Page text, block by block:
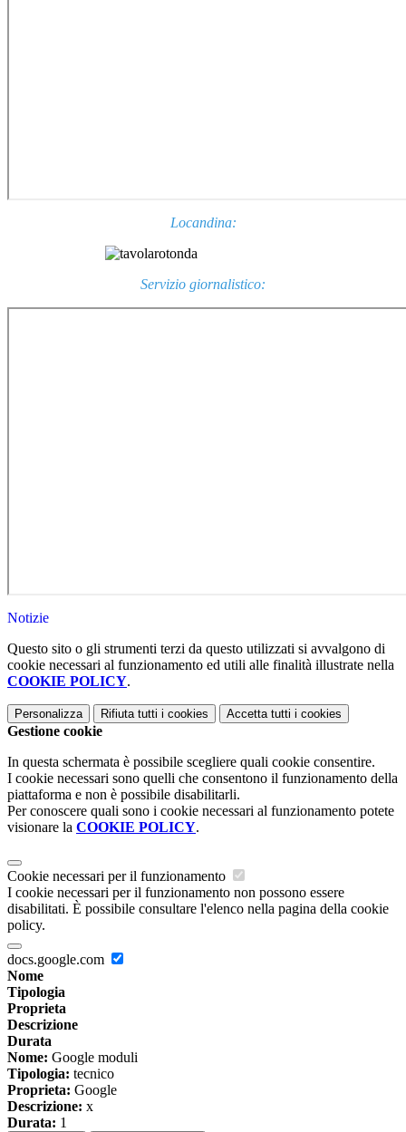
Locandina:
Servizio giornalistico:
Notizie
Questo sito o gli strumenti terzi da questo utilizzati si avvalgono di
cookie necessari al funzionamento ed utili alle finalità illustrate nella
COOKIE POLICY.
Personalizza Rifiuta tutti i cookies Accetta tutti i cookies
Gestione cookie
In questa schermata è possibile scegliere quali cookie consentire.
I cookie necessari sono quelli che consentono il funzionamento della
piattaforma e non è possibile disabilitarli.
Per conoscere quali sono i cookie necessari al funzionamento potete
visionare la COOKIE POLICY.
Cookie necessari per il funzionamento
I cookie necessari per il funzionamento non possono essere
disabilitati. È possibile consultare l'elenco nella pagina della cookie
policy.
docs.google.com
Nome
Tipologia
Proprieta
Descrizione
Durata
Nome: Google moduli
Tipologia: tecnico
Proprieta: Google
Descrizione: x
Durata: 1